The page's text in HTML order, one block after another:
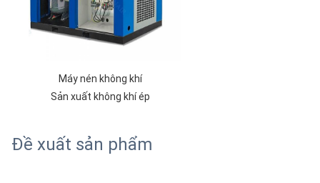
Máy nén không khí
Sản xuất không khí ép
Đề xuất sản phẩm